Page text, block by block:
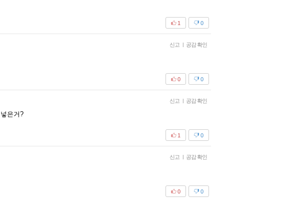
0
1
신고 | 공감 확인
0
0
신고 | 공감 확인
은거?
0
1
신고 | 공감 확인
0
0